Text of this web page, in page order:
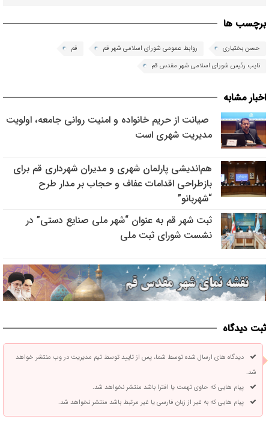
برچسب ها
حسن بختیاری روابط عمومی شورای اسلامی شهر قم
قم
نایب رئیس شورای اسلامی شهر مقدس قم
اخبار مشابه
صیانت از حریم خانواده و امنیت روانی جامعه، اولویت
مدیریت شهری است
هم‌اندیشی پارلمان شهری و مدیران شهرداری قم برای
بازطراحی اقدامات عفاف و حجاب بر مدار طرح
“شهربانو”
ثبت شهر قم به عنوان “شهر ملی صنایع دستی” در
نشست شورای ثبت ملی
ثبت دیدگاه
دیدگاه های ارسال شده توسط شما، پس از تایید توسط تیم مدیریت در وب منتشر خواهد
شد.
پیام هایی که حاوی تهمت یا افترا باشد منتشر نخواهد شد.
پیام هایی که به غیر از زبان فارسی یا غیر مرتبط باشد منتشر نخواهد شد.